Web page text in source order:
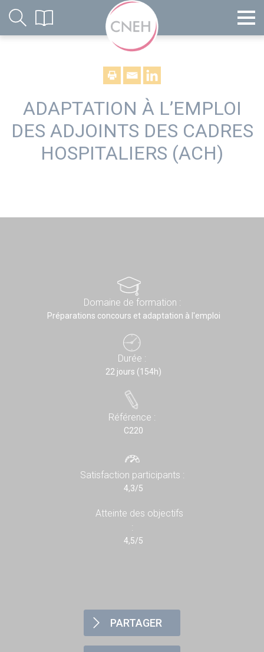
ADAPTATION À L’EMPLOI
DES ADJOINTS DES CADRES
HOSPITALIERS (ACH)
Domaine de formation :
Préparations concours et adaptation à l'emploi
Durée :
22 jours (154h)
Référence :
C220
Satisfaction participants :
4,3/5
Atteinte des objectifs
:
4,5/5
PARTAGER